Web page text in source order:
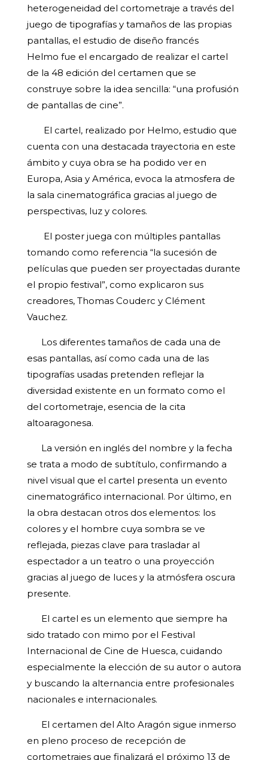
heterogeneidad del cortometraje a través del
juego de tipografías y tamaños de las propias
pantallas, el estudio de diseño francés
Helmo fue el encargado de realizar el cartel
de la 48 edición del certamen que se
construye sobre la idea sencilla: “una profusión
de pantallas de cine”.
El cartel, realizado por Helmo, estudio que
cuenta con una destacada trayectoria en este
ámbito y cuya obra se ha podido ver en
Europa, Asia y América, evoca la atmosfera de
la sala cinematográfica gracias al juego de
perspectivas, luz y colores.
El poster juega con múltiples pantallas
tomando como referencia “la sucesión de
películas que pueden ser proyectadas durante
el propio festival”, como explicaron sus
creadores, Thomas Couderc y Clément
Vauchez.
Los diferentes tamaños de cada una de
esas pantallas, así como cada una de las
tipografías usadas pretenden reflejar la
diversidad existente en un formato como el
del cortometraje, esencia de la cita
altoaragonesa.
La versión en inglés del nombre y la fecha
se trata a modo de subtítulo, confirmando a
nivel visual que el cartel presenta un evento
cinematográfico internacional. Por último, en
la obra destacan otros dos elementos: los
colores y el hombre cuya sombra se ve
reflejada, piezas clave para trasladar al
espectador a un teatro o una proyección
gracias al juego de luces y la atmósfera oscura
presente.
El cartel es un elemento que siempre ha
sido tratado con mimo por el Festival
Internacional de Cine de Huesca, cuidando
especialmente la elección de su autor o autora
y buscando la alternancia entre profesionales
nacionales e internacionales.
El certamen del Alto Aragón sigue inmerso
en pleno proceso de recepción de
cortometrajes que finalizará el próximo 13 de